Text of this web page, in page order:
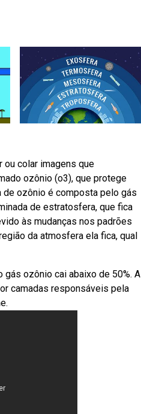
ou colar imagens que
ozônio (o3), que protege
ozônio é composta pelo gás
de estratosfera, que fica
às mudanças nos padrões
da atmosfera ela fica, qual
ozônio cai abaixo de 50%. A
camadas responsáveis pela